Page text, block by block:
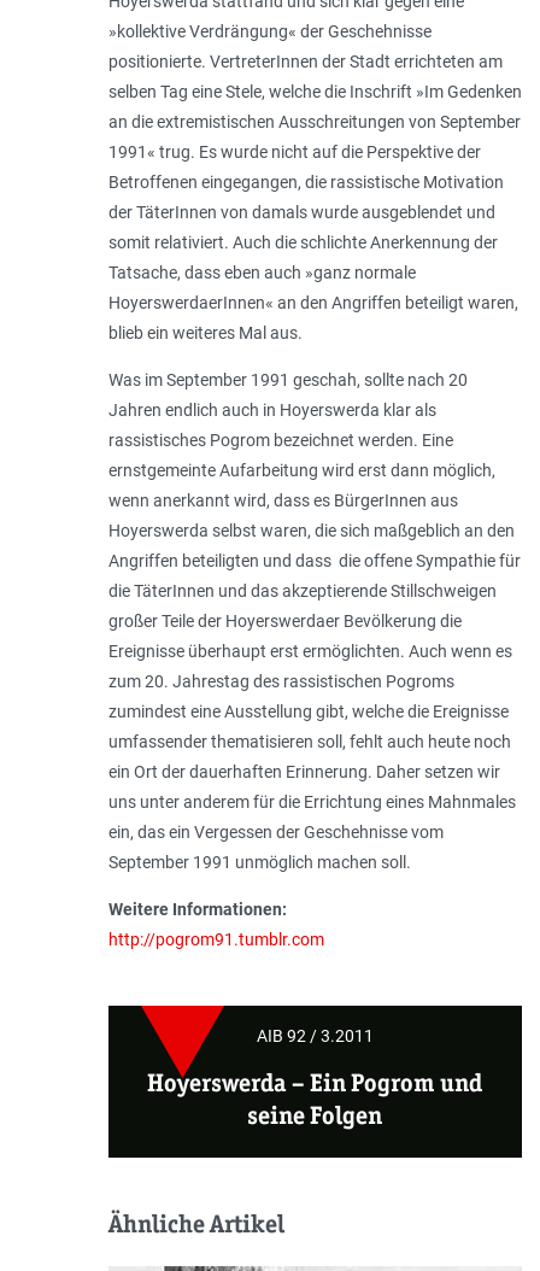
»kollektive Verdrängung« der Geschehnisse
positionierte. VertreterInnen der Stadt errichteten am
selben Tag eine Stele, welche die Inschrift »Im Gedenken
an die extremistischen Ausschreitungen von September
1991« trug. Es wurde nicht auf die Perspektive der
Betroffenen eingegangen, die rassistische Motivation
der TäterInnen von damals wurde ausgeblendet und
somit relativiert. Auch die schlichte Anerkennung der
Tatsache, dass eben auch »ganz normale
HoyerswerdaerInnen« an den Angriffen beteiligt waren,
blieb ein weiteres Mal aus.
Was im September 1991 geschah, sollte nach 20
Jahren endlich auch in Hoyerswerda klar als
rassistisches Pogrom bezeichnet werden. Eine
ernstgemeinte Aufarbeitung wird erst dann möglich,
wenn anerkannt wird, dass es BürgerInnen aus
Hoyerswerda selbst waren, die sich maßgeblich an den
Angriffen beteiligten und dass die offene Sympathie für
die TäterInnen und das akzeptierende Stillschweigen
großer Teile der Hoyerswerdaer Bevölkerung die
Ereignisse überhaupt erst ermöglichten. Auch wenn es
zum 20. Jahrestag des rassistischen Pogroms
zumindest eine Ausstellung gibt, welche die Ereignisse
umfassender thematisieren soll, fehlt auch heute noch
ein Ort der dauerhaften Erinnerung. Daher setzen wir
uns unter anderem für die Errichtung eines Mahnmales
ein, das ein Vergessen der Geschehnisse vom
September 1991 unmöglich machen soll.
Weitere Informationen:
http://pogrom91.tumblr.com
AIB 92 / 3.2011
Hoyerswerda –Ein Pogrom und
seine Folgen
Ähnliche Artikel